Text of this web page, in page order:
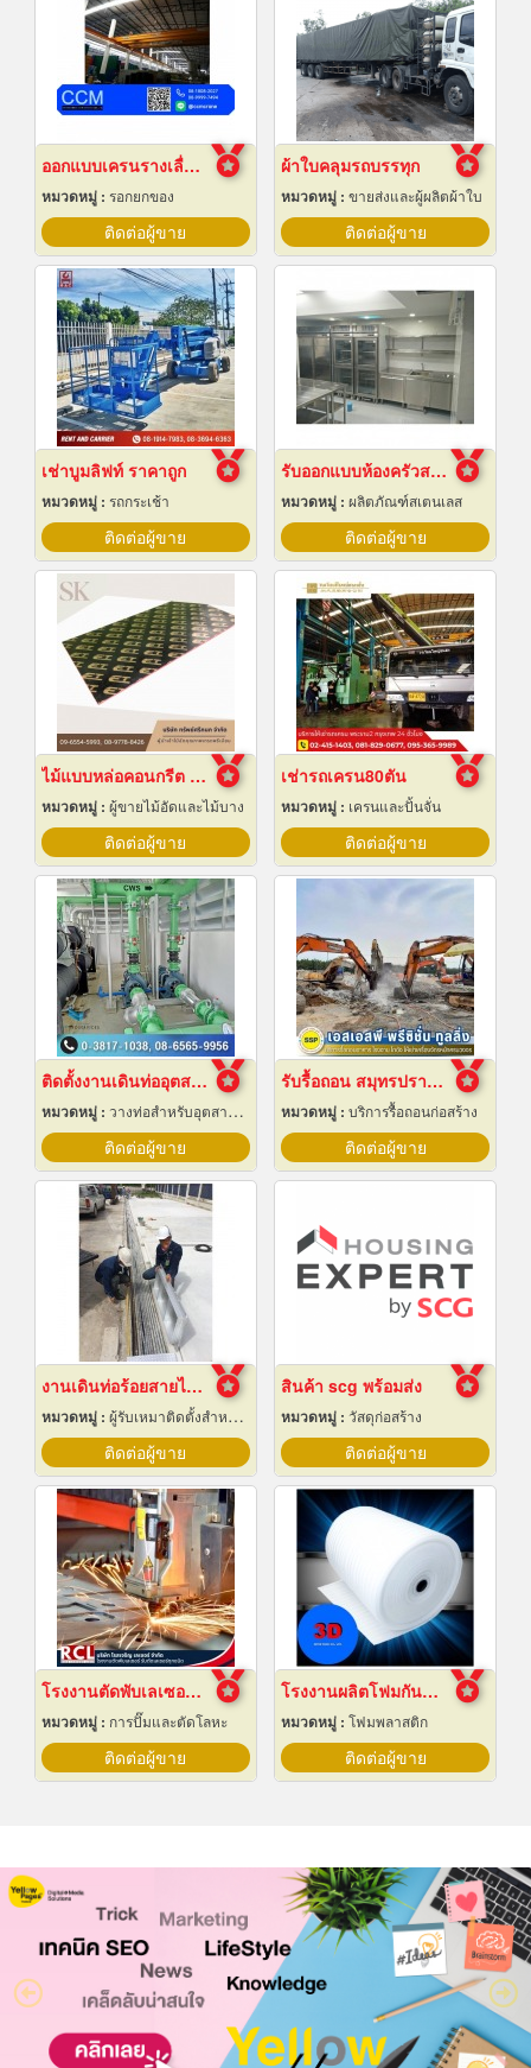
ออกแบบเครนรางเลื่อนไฟฟ้า
หมวดหมู่ : รอกยกของ
ติดต่อผู้ขาย
ผ้าใบคลุมรถบรรทุก
หมวดหมู่ : ขายส่งและผู้ผลิตผ้าใบ
ติดต่อผู้ขาย
เช่าบูมลิฟท์ ราคาถูก
หมวดหมู่ : รถกระเช้า
ติดต่อผู้ขาย
รับออกแบบห้องครัวสแตนเลส
หมวดหมู่ : ผลิตภัณฑ์สเตนเลส
ติดต่อผู้ขาย
ไม้แบบหล่อคอนกรีต ไม้แบบเทปูน
หมวดหมู่ : ผู้ขายไม้อัดและไม้บาง
ติดต่อผู้ขาย
เช่ารถเครน80ตัน
หมวดหมู่ : เครนและปั้นจั่น
ติดต่อผู้ขาย
ติดตั้งงานเดินท่ออุตสาหกรรม
หมวดหมู่ : วางท่อสำหรับอุตสาหกรรมท่อ
ติดต่อผู้ขาย
รับรื้อถอน สมุทรปราการ
หมวดหมู่ : บริการรื้อถอนก่อสร้าง
ติดต่อผู้ขาย
งานเดินท่อร้อยสายไฟฟ้า ระยอง
หมวดหมู่ : ผู้รับเหมาติดตั้งสำหรับบ้านและโรงงานไฟฟ้า
ติดต่อผู้ขาย
สินค้า scg พร้อมส่ง
หมวดหมู่ : วัสดุก่อสร้าง
ติดต่อผู้ขาย
โรงงานตัดพับเลเซอร์ อยุธยา
หมวดหมู่ : การปั๊มและตัดโลหะ
ติดต่อผู้ขาย
โรงงานผลิตโฟมกันกระแทก
หมวดหมู่ : โฟมพลาสติก
ติดต่อผู้ขาย